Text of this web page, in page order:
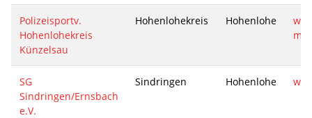
Polizeisportv.
Hohenlohekreis
Künzelsau
Hohenlohekreis Hohenlohe
SG
Sindringen/Ernsbach
e.V.
Sindringen Hohenlohe